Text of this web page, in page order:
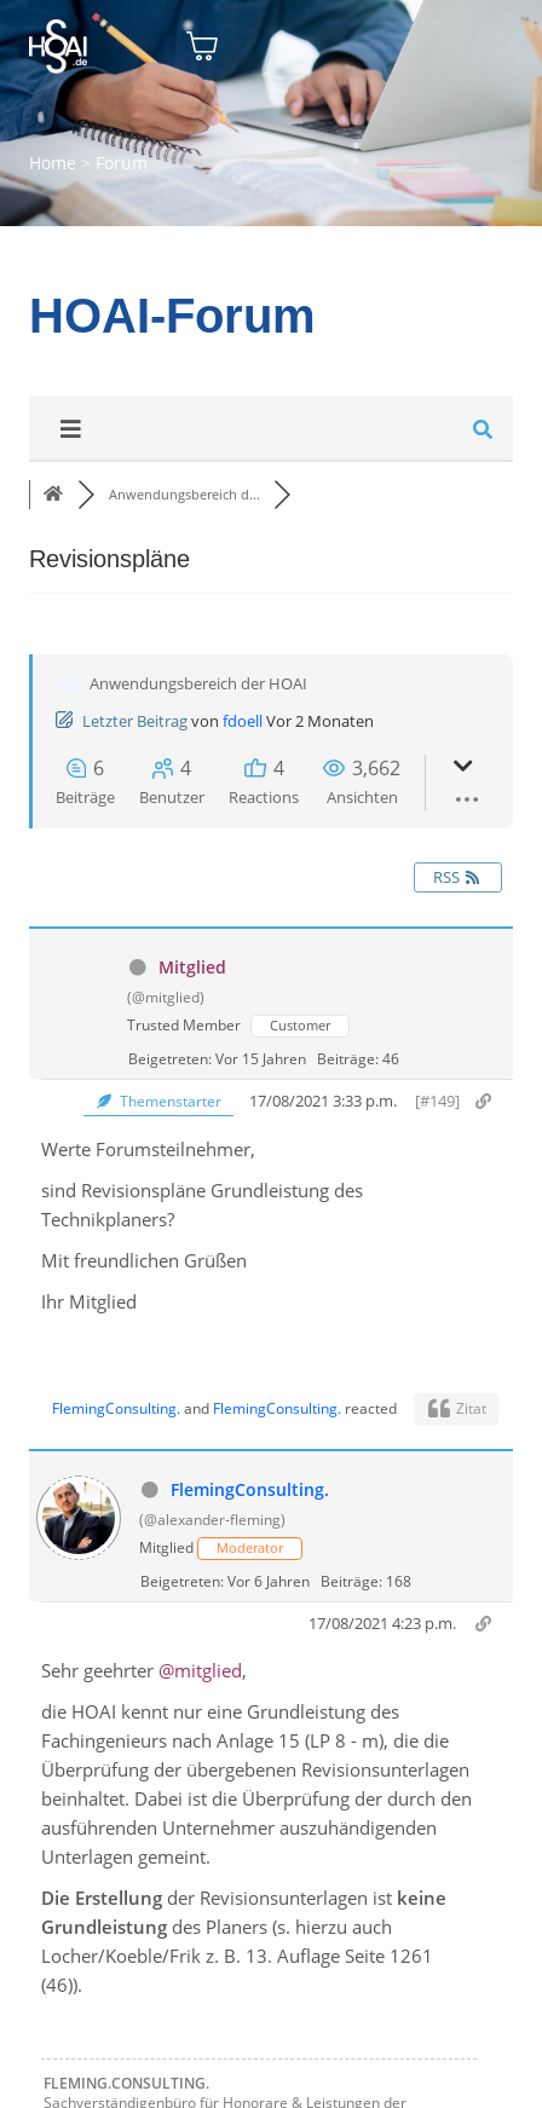
Home > Forum
HOAI-Forum
Anwendungsbereich d...
Revisionspläne
Anwendungsbereich der HOAI
Letzter Beitragvon fdoellVor 2 Monaten
6
Beiträge
4
Benutzer
4
Reactions
3,662
Ansichten
RSS
Mitglied
(@mitglied)
Trusted Member
Customer
Beigetreten: Vor 15 Jahren Beiträge: 46
Themenstarter 17/08/2021 3:33 p.m. [#149]
Werte Forumsteilnehmer,
sind Revisionspläne Grundleistung des
Technikplaners?
Mit freundlichen Grüßen
Ihr Mitglied
FlemingConsulting.and FlemingConsulting. reacted Zitat
FlemingConsulting.
(@alexander-fleming)
Mitglied
Moderator
Beigetreten: Vor 6 Jahren Beiträge: 168
17/08/2021 4:23 p.m.
Sehr geehrter @mitglied,
die HOAI kennt nur eine Grundleistung des
Fachingenieurs nach Anlage 15 (LP 8 - m), die die
Überprüfung der übergebenen Revisionsunterlagen
beinhaltet. Dabei ist die Überprüfung der durch den
ausführenden Unternehmer auszuhändigenden
Unterlagen gemeint.
Die Erstellung der Revisionsunterlagen ist keine
Grundleistung des Planers (s. hierzu auch
Locher/Koeble/Frik z. B. 13. Auflage Seite 1261
(46)).
FLEMING.CONSULTING.
Sachverständigenbüro für Honorare & Leistungen der